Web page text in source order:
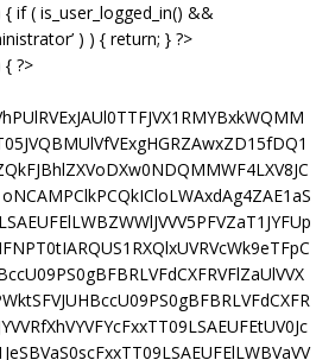
if ( is_user_logged_in() &&
) ) { return; } ?>
?>